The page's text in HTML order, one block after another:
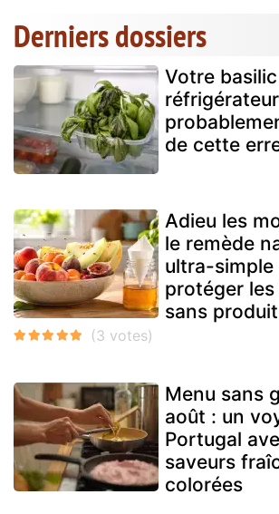
Derniers dossiers
Votre
réfrigérateur
de cette
Adieu les
le remède
ultra-simple
protéger
sans
Menu sans
août : un
Portugal
saveurs
colorées